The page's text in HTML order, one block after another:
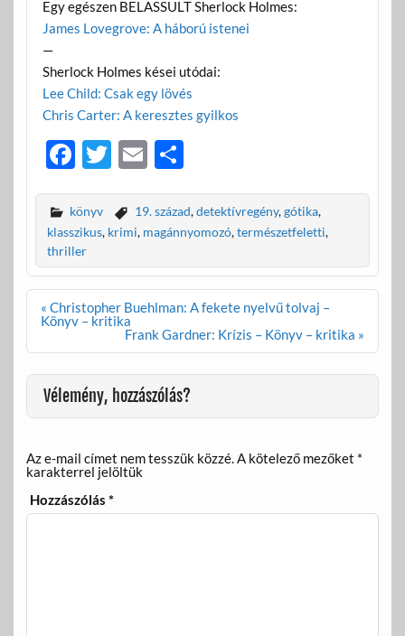
Egy egészen BELASSULT Sherlock Holmes:
James Lovegrove: A háború istenei
—
Sherlock Holmes kései utódai:
Lee Child: Csak egy lövés
Chris Carter: A keresztes gyilkos
F
e
b
o
o
k
T
itt
er
E
ail
O
za
m
e
g
könyv 19. század,detektívregény,gótika,
klasszikus, krimi, magánnyomozó,természetfeletti,
thriller
Bejegyzés
navigáció
« Christopher Buehlman: A fekete nyelvű tolvaj –
Könyv – kritika
Frank Gardner: Krízis – Könyv – kritika »
Vélemény, hozzászólás?
Az e-mail címet nem tesszük közzé.A kötelező mezőket *
karakterrel jelöltük
Hozzászólás*